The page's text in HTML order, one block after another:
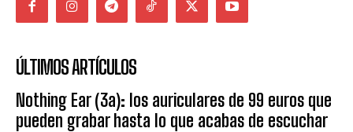
ÚLTIMOS ARTÍCULOS
Nothing Ear (3a): los auriculares de 99 euros que
pueden grabar hasta lo que acabas de escuchar